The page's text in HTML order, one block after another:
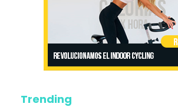
Trending